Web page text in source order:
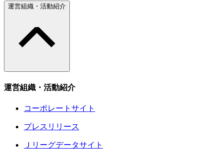
運営組織・活動紹介
運営組織・活動紹介
コーポレートサイト
プレスリリース
Ｊリーグデータサイト